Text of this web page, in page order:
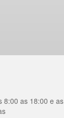
8:00 as 18:00 e as